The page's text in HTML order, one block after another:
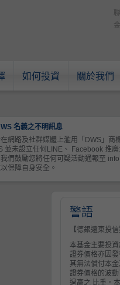
如何投資 關於我們
名義之不明訊息
網路及社群媒體上濫用「DWS」
並未設立任何LINE、 Facebook 推
們鼓勵您將任何可疑活動通報至
保障自身安全。
警語
【德銀遠東投
本基金主要投
證券價格亦因
其無法償付本
證券價格的波
過高之 比重。